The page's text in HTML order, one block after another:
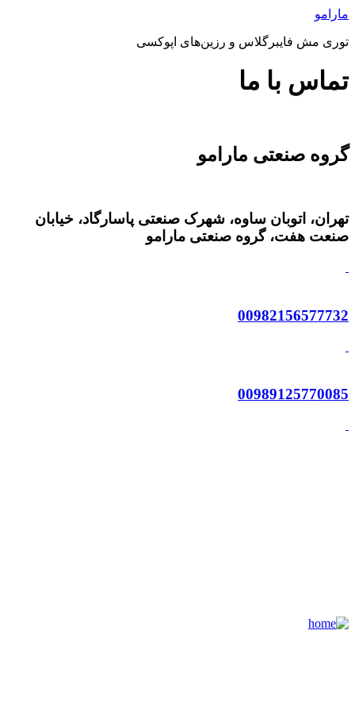
پرش
محتوا
مارامو
توری مش فایبرگلاس و رزین‌های اپوکسی
تماس با ما
گروه صنعتی مارامو
تهران، اتوبان ساوه، شهرک صنعتی پاسارگاد، خیابان
صنعت هفت، گروه صنعتی مارامو
00982156577732
00989125770085